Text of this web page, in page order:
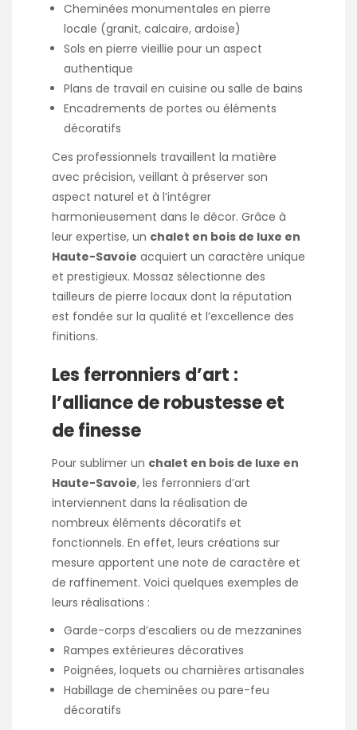
Cheminées monumentales en pierre
locale (granit, calcaire, ardoise)
Sols en pierre vieillie pour un aspect
authentique
Plans de travail en cuisine ou salle de bains
Encadrements de portes ou éléments
décoratifs
Ces professionnels travaillent la matière
avec précision, veillant à préserver son
aspect naturel et à l’intégrer
harmonieusement dans le décor. Grâce à
leur expertise, un chalet en bois de luxe en
Haute-Savoie acquiert un caractère unique
et prestigieux. Mossaz sélectionne des
tailleurs de pierre locaux dont la réputation
est fondée sur la qualité et l’excellence des
finitions.
Les ferronniers d’art :
l’alliance de robustesse et
de finesse
Pour sublimer un chalet en bois de luxe en
Haute-Savoie, les ferronniers d’art
interviennent dans la réalisation de
nombreux éléments décoratifs et
fonctionnels. En effet, leurs créations sur
mesure apportent une note de caractère et
de raffinement. Voici quelques exemples de
leurs réalisations :
Garde-corps d’escaliers ou de mezzanines
Rampes extérieures décoratives
Poignées, loquets ou charnières artisanales
Habillage de cheminées ou pare-feu
décoratifs